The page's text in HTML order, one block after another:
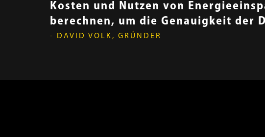
Kosten und Nutzen von
berechnen, um die Genauigkeit der
- DAVID VOLK, GRÜNDER